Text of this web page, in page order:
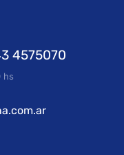
4575070
hs